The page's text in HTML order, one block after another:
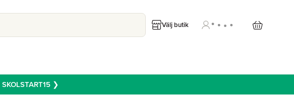
Välj butik
SKOLSTART15❯